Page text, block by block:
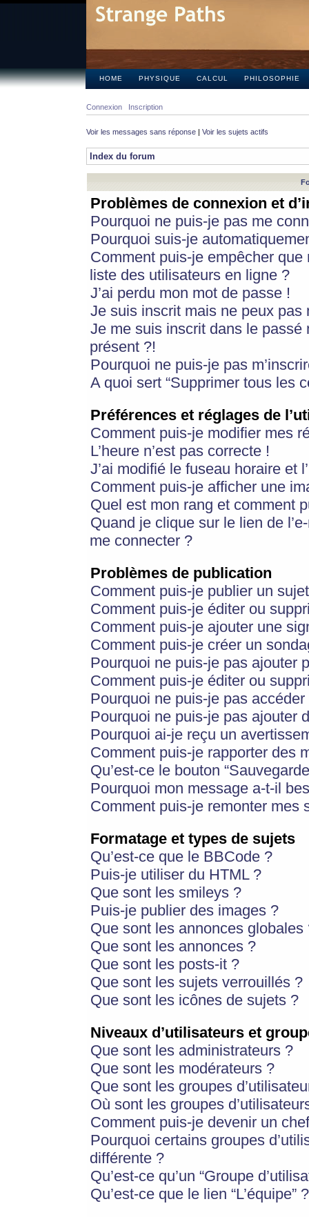
HOME PHYSIQUE CALCUL PHILOSOPHIE
Connexion Inscription
Voir les messages sans réponse | Voir les sujets actifs
Index du forum
Problèmes de connexion et
Pourquoi ne puis-je pas me
Pourquoi suis-je
Comment puis-je empêcher
liste des utilisateurs en ligne ?
J’ai perdu mon mot de passe !
Je suis inscrit mais ne peux pas
Je me suis inscrit dans le
présent ?!
Pourquoi ne puis-je pas
A quoi sert “Supprimer tous les
Préférences et réglages de
Comment puis-je modifier mes
L’heure n’est pas correcte !
J’ai modifié le fuseau horaire et
Comment puis-je afficher une
Quel est mon rang et comment
Quand je clique sur le lien de
me connecter ?
Problèmes de publication
Comment puis-je publier un
Comment puis-je éditer ou
Comment puis-je ajouter une
Comment puis-je créer un
Pourquoi ne puis-je pas ajouter
Comment puis-je éditer ou
Pourquoi ne puis-je pas
Pourquoi ne puis-je pas ajouter
Pourquoi ai-je reçu un
Comment puis-je rapporter des
Qu’est-ce le bouton
Pourquoi mon message a-t-il
Comment puis-je remonter mes
Formatage et types de sujets
Qu’est-ce que le BBCode ?
Puis-je utiliser du HTML ?
Que sont les smileys ?
Puis-je publier des images ?
Que sont les annonces globales
Que sont les annonces ?
Que sont les posts-it ?
Que sont les sujets verrouillés ?
Que sont les icônes de sujets ?
Niveaux d’utilisateurs et
Que sont les administrateurs ?
Que sont les modérateurs ?
Que sont les groupes
Où sont les groupes
Comment puis-je devenir un
Pourquoi certains groupes
différente ?
Qu’est-ce qu’un “Groupe
Qu’est-ce que le lien “L’équipe” ?